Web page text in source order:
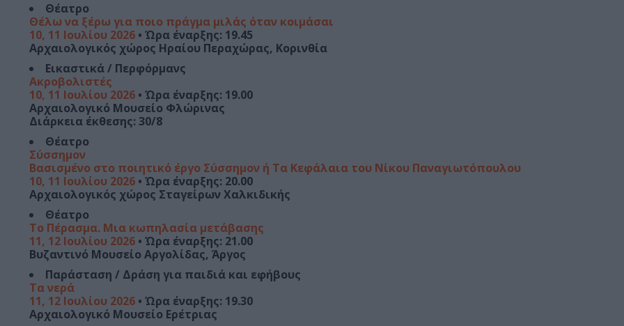
Θέατρο
Θέλω να ξέρω για ποιο πράγμα μιλάς όταν κοιμάσαι
10, 11 Ιουλίου 2026 • Ώρα έναρξης: 19.45
Αρχαιολογικός χώρος Ηραίου Περαχώρας, Κορινθία
Εικαστικά / Περφόρμανς
Ακροβολιστές
10, 11 Ιουλίου 2026 • Ώρα έναρξης: 19.00
Αρχαιολογικό Μουσείο Φλώρινας
Διάρκεια έκθεσης: 30/8
Θέατρο
Σύσσημον
Βασισμένο στο ποιητικό έργο Σύσσημον ή Τα Κεφάλαια του Νίκου Παναγιωτόπουλου
10, 11 Ιουλίου 2026 • Ώρα έναρξης: 20.00
Αρχαιολογικός χώρος Σταγείρων Χαλκιδικής
Θέατρο
Το Πέρασμα. Μια κωπηλασία μετάβασης
11, 12 Ιουλίου 2026 • Ώρα έναρξης: 21.00
Βυζαντινό Μουσείο Αργολίδας, Άργος
Παράσταση / Δράση για παιδιά και εφήβους
Τα νερά
11, 12 Ιουλίου 2026 • Ώρα έναρξης: 19.30
Αρχαιολογικό Μουσείο Ερέτριας